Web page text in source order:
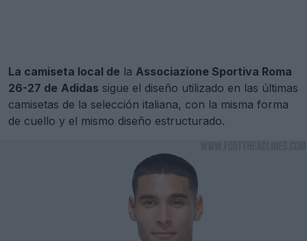
La camiseta local de la Associazione Sportiva Roma
26-27 de Adidas sigue el diseño utilizado en las últimas
camisetas de la selección italiana, con la misma forma
de cuello y el mismo diseño estructurado.